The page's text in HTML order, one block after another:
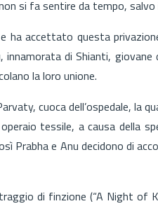
si fa sentire da tempo,
ha accettato questa
innamorata di Shianti,
la loro unione.
cuoca dell’ospedale, la
tessile, a causa della
Prabha e Anu decidono di
di finzione (“A Night